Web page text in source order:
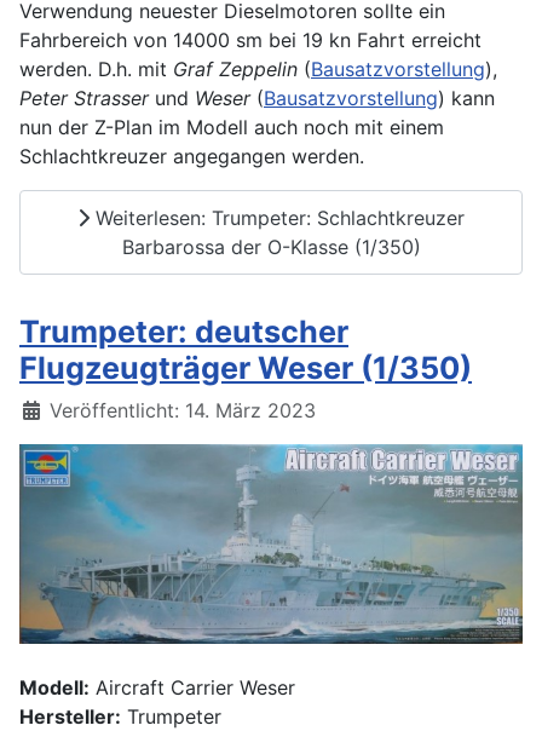
Verwendung neuester Dieselmotoren sollte ein
Fahrbereich von 14000 sm bei 19 kn Fahrt erreicht
werden. D.h. mit Graf Zeppelin (Bausatzvorstellung),
Peter Strasserund Weser(Bausatzvorstellung) kann
nun der Z-Plan im Modell auch noch mit einem
Schlachtkreuzer angegangen werden.
Weiterlesen: Trumpeter: Schlachtkreuzer
Barbarossa der O-Klasse (1/350)
Trumpeter: deutscher
Flugzeugträger Weser (1/350)
Details
Veröffentlicht: 14. März 2023
Modell: Aircraft Carrier Weser
Hersteller: Trumpeter